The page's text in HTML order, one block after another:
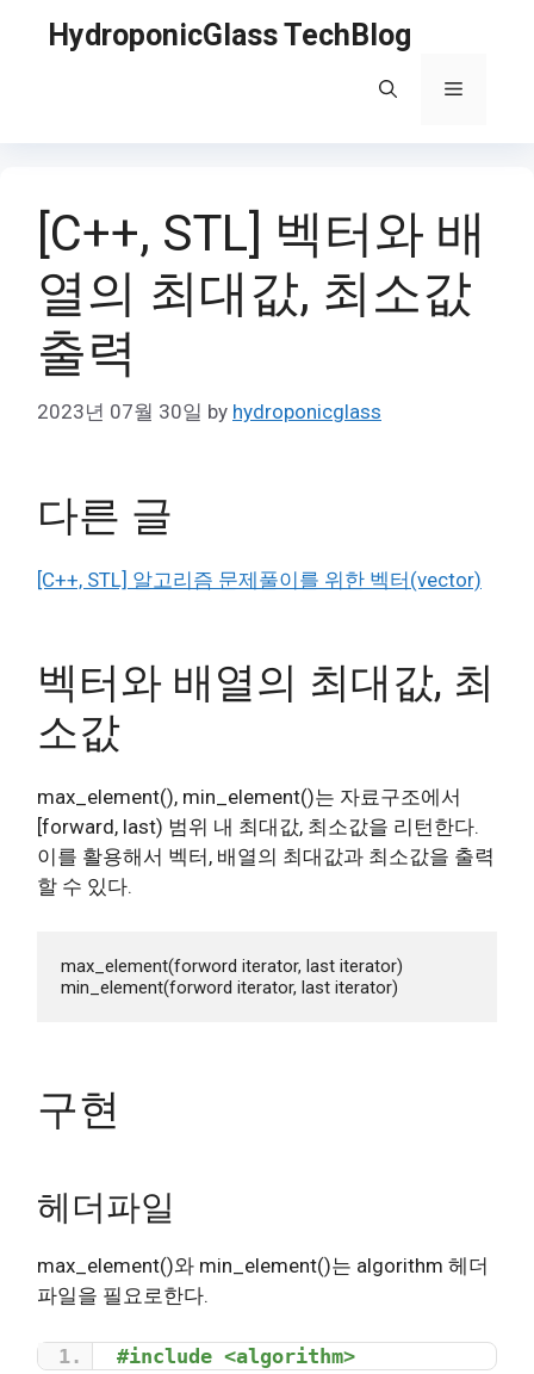
HydroponicGlass TechBlog
Menu
[C++, STL] 벡터와 배
열의 최대값, 최소값
출력
2023년 07월 30일 by hydroponicglass
다른 글
[C++, STL] 알고리즘 문제풀이를 위한 벡터(vector)
벡터와 배열의 최대값, 최
소값
max_element(), min_element()는 자료구조에서
[forward, last) 범위 내 최대값, 최소값을 리턴한다.
이를 활용해서 벡터, 배열의 최대값과 최소값을 출력
할 수 있다.
max_element(forword iterator, last iterator)
min_element(forword iterator, last iterator)
구현
헤더파일
max_element()와 min_element()는 algorithm 헤더
파일을 필요로한다.
#include <algorithm>